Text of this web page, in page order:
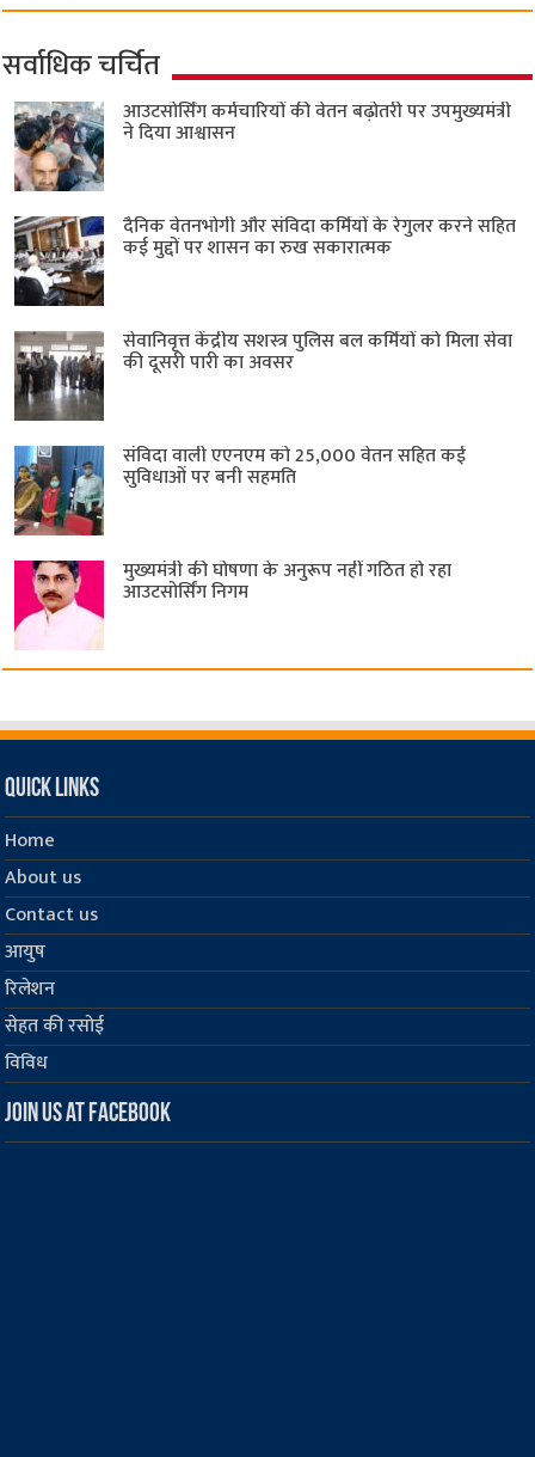
सर्वाधिक चर्चित
आउटसोर्सिंग कर्मचारियों की वेतन बढ़ोतरी पर उपमुख्यमंत्री
ने दिया आश्वासन
दैनिक वेतनभोगी और संविदा कर्मियों के रेगुलर करने सहित
कई मुद्दों पर शासन का रुख सकारात्मक
सेवानिवृत्त केंद्रीय सशस्त्र पुलिस बल ​कर्मियों को मिला सेवा
की दूसरी पारी का अवसर
संविदा वाली एएनएम को 25,000 वेतन सहित कई
सुविधाओं पर बनी सहमति
मुख्यमंत्री की घोषणा के अनुरूप नहीं गठित हो रहा
आउटसोर्सिंग निगम
Quick Links
Home
About us
Contact us
आयुष
रिलेशन
सेहत की रसोई
विविध
Join us at Facebook